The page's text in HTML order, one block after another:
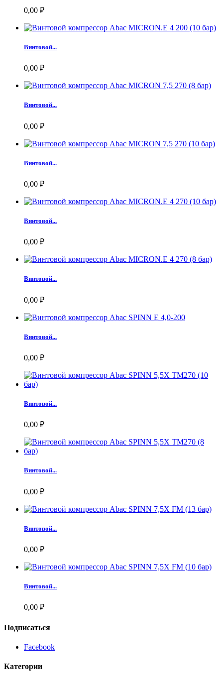
0,00 ₽
Винтовой...
0,00 ₽
Винтовой...
0,00 ₽
Винтовой...
0,00 ₽
Винтовой...
0,00 ₽
Винтовой...
0,00 ₽
Винтовой...
0,00 ₽
Винтовой...
0,00 ₽
Винтовой...
0,00 ₽
Винтовой...
0,00 ₽
Винтовой...
0,00 ₽
Подписаться
Facebook
Категории